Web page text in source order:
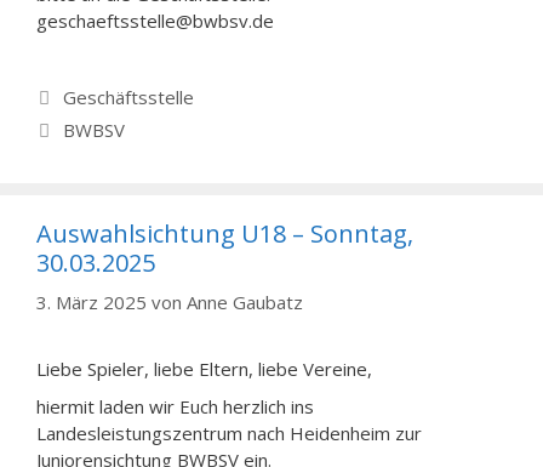
geschaeftsstelle@bwbsv.de
Kategorien
Geschäftsstelle
Schlagwörter
BWBSV
Auswahlsichtung U18 – Sonntag,
30.03.2025
3. März 2025 von Anne Gaubatz
Liebe Spieler, liebe Eltern, liebe Vereine,
hiermit laden wir Euch herzlich ins
Landesleistungszentrum nach Heidenheim zur
Juniorensichtung BWBSV ein.